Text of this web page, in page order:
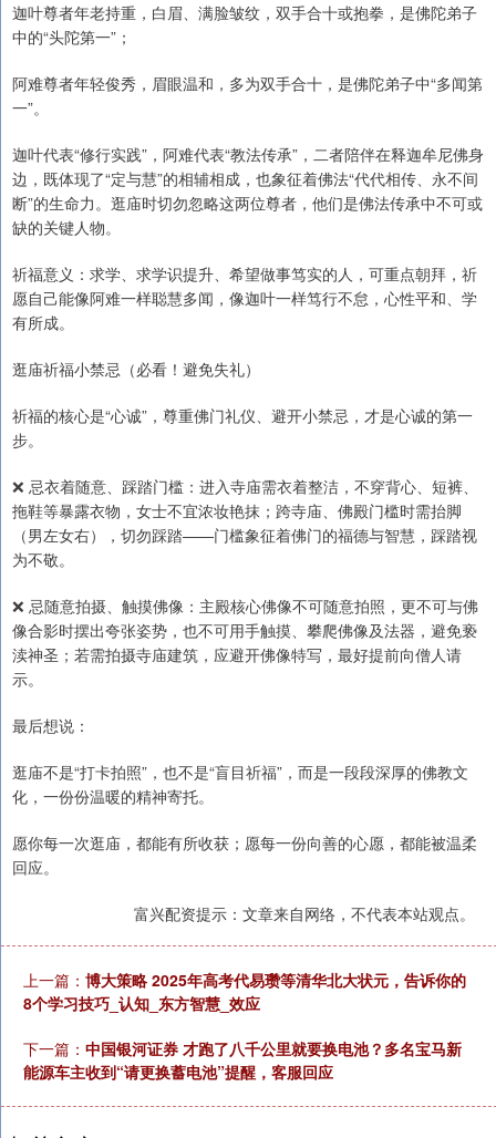
迦叶尊者年老持重，白眉、满脸皱纹，双手合十或抱拳，是佛陀弟子
中的“头陀第一”；
阿难尊者年轻俊秀，眉眼温和，多为双手合十，是佛陀弟子中“多闻第
一”。
迦叶代表“修行实践”，阿难代表“教法传承”，二者陪伴在释迦牟尼佛身
边，既体现了“定与慧”的相辅相成，也象征着佛法“代代相传、永不间
断”的生命力。逛庙时切勿忽略这两位尊者，他们是佛法传承中不可或
缺的关键人物。
祈福意义：求学、求学识提升、希望做事笃实的人，可重点朝拜，祈
愿自己能像阿难一样聪慧多闻，像迦叶一样笃行不怠，心性平和、学
有所成。
逛庙祈福小禁忌（必看！避免失礼）
祈福的核心是“心诚”，尊重佛门礼仪、避开小禁忌，才是心诚的第一
步。
❌ 忌衣着随意、踩踏门槛：进入寺庙需衣着整洁，不穿背心、短裤、
拖鞋等暴露衣物，女士不宜浓妆艳抹；跨寺庙、佛殿门槛时需抬脚
（男左女右），切勿踩踏——门槛象征着佛门的福德与智慧，踩踏视
为不敬。
❌ 忌随意拍摄、触摸佛像：主殿核心佛像不可随意拍照，更不可与佛
像合影时摆出夸张姿势，也不可用手触摸、攀爬佛像及法器，避免亵
渎神圣；若需拍摄寺庙建筑，应避开佛像特写，最好提前向僧人请
示。
最后想说：
逛庙不是“打卡拍照”，也不是“盲目祈福”，而是一段段深厚的佛教文
化，一份份温暖的精神寄托。
愿你每一次逛庙，都能有所收获；愿每一份向善的心愿，都能被温柔
回应。
富兴配资提示：文章来自网络，不代表本站观点。
上一篇： 博大策略 2025年高考代易瓒等清华北大状元，告诉你的
8个学习技巧_认知_东方智慧_效应
下一篇： 中国银河证券 才跑了八千公里就要换电池？多名宝马新
能源车主收到“请更换蓄电池”提醒，客服回应